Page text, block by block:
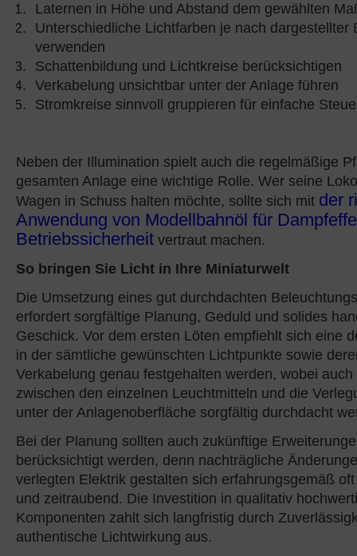
Laternen in Höhe und Abstand dem gewählten
Unterschiedliche Lichtfarben je nach dargestellter
verwenden
Schattenbildung und Lichtkreise berücksichtigen
Verkabelung unsichtbar unter der Anlage führen
Stromkreise sinnvoll gruppieren für einfache
Neben der Illumination spielt auch die regelmäßige
gesamten Anlage eine wichtige Rolle. Wer seine
Wagen in Schuss halten möchte, sollte sich mit der
Anwendung von Modellbahnöl für
Betriebssicherheit vertraut machen.
So bringen Sie Licht in Ihre Miniaturwelt
Die Umsetzung eines gut durchdachten
erfordert sorgfältige Planung, Geduld und solides
Geschick. Vor dem ersten Löten empfiehlt sich eine
in der sämtliche gewünschten Lichtpunkte sowie
Verkabelung genau festgehalten werden, wobei
zwischen den einzelnen Leuchtmitteln und die
unter der Anlagenoberfläche sorgfältig durchdacht
Bei der Planung sollten auch zukünftige
berücksichtigt werden, denn nachträgliche
verlegten Elektrik gestalten sich erfahrungsgemäß
und zeitraubend. Die Investition in qualitativ
Komponenten zahlt sich langfristig durch
authentische Lichtwirkung aus.